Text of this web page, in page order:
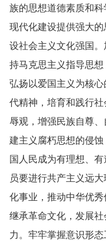
族的思想道德素质和
现代化建设提供强大
设社会主义文化强国
持马克思主义指导思
弘扬以爱国主义为核
代精神，培育和践行
辱观，增强民族自尊
建主义腐朽思想的侵
国人民成为有理想、
员要进行共产主义远
化事业，推动中华优
继承革命文化，发展
力。牢牢掌握意识形